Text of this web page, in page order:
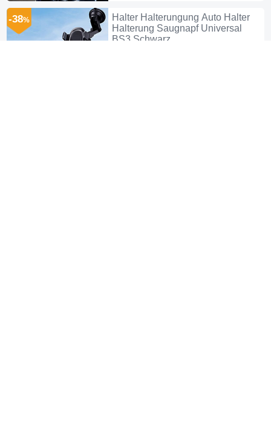
Halter Halterungung Auto Halter
Halterung Saugnapf Universal
BS3 Schwarz
-38%